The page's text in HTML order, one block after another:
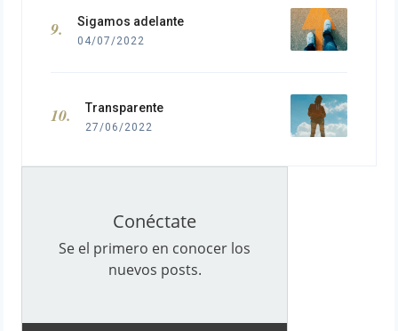
Sigamos adelante
04/07/2022
Transparente
27/06/2022
Conéctate
Se el primero en conocer los
nuevos posts.